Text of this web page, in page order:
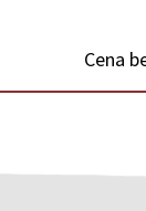
Cena